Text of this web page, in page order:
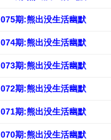
075期:熊出没生活幽默
074期:熊出没生活幽默
073期:熊出没生活幽默
072期:熊出没生活幽默
071期:熊出没生活幽默
070期:熊出没生活幽默